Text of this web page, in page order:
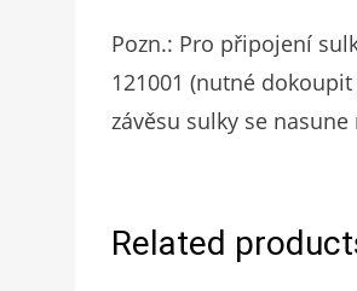
Pozn.: Pro připojení
121001 (nutné
závěsu sulky se
Related